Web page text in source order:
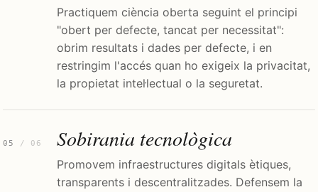
Practiquem ciència oberta seguint el principi
"obert per defecte, tancat per necessitat":
obrim resultats i dades per defecte, i en
restringim l'accés quan ho exigeix la privacitat,
la propietat intel·lectual o la seguretat.
05 / 06 Sobirania tecnològica
Promovem infraestructures digitals ètiques,
transparents i descentralitzades. Defensem la